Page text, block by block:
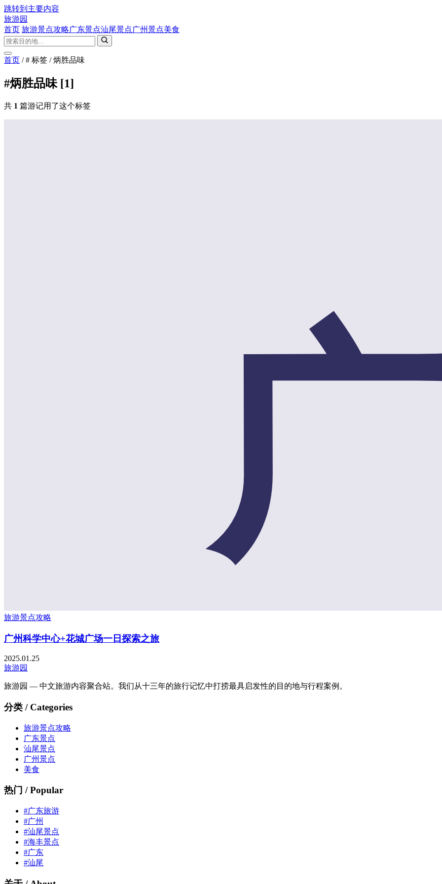
跳转到主要内容
旅游园
首页 旅游景点攻略广东景点汕尾景点广州景点美食
首页 / # 标签 / 炳胜品味
#炳胜品味 [1]
共 1 篇游记用了这个标签
旅游景点攻略
广州科学中心+花城广场一日探索之旅
2025.01.25
旅游园
旅游园 — 中文旅游内容聚合站。我们从十三年的旅行记忆中打捞最具启发性的目的地与行程案例。
分类 / Categories
旅游景点攻略
广东景点
汕尾景点
广州景点
美食
热门 / Popular
#广东旅游
#广州
#汕尾景点
#海丰景点
#广东
#汕尾